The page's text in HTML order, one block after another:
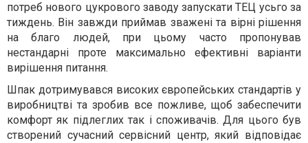
потреб нового цукрового заводу запускати ТЕЦ усьго за
тиждень. Він завжди приймав зважені та вірні рішення
на благо людей, при цьому часто пропонував
нестандарні проте максимально ефективні варіанти
вирішення питання.
Шпак дотримувався високих європейських стандартів у
виробництві та зробив все пожливе, щоб забеспечити
комфорт як підлеглих так і споживачів. Для цього був
створений сучасний сервісний центр, який відповідає